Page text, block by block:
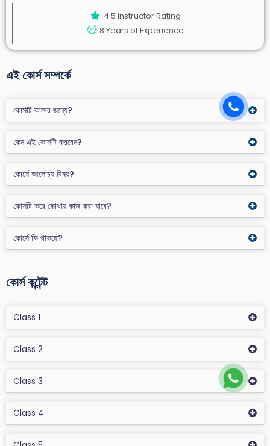
4.5 Instructor Rating
8 Years of Experience
এই কোর্স সম্পর্কে
কোর্সটি কাদের জন্যে?
কেন এই কোর্সটি করবেন?
কোর্সে আলোচ্য বিষয়?
কোর্সটি করে কোথায় কাজ করা যাবে?
কোর্সে কি থাকছে?
কোর্স কন্টেন্ট
Class 1
Class 2
Class 3
Class 4